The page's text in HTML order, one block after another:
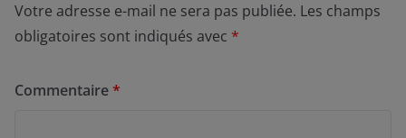
Votre adresse e-mail ne sera pas publiée. Les champs
obligatoires sont indiqués avec *
Commentaire*